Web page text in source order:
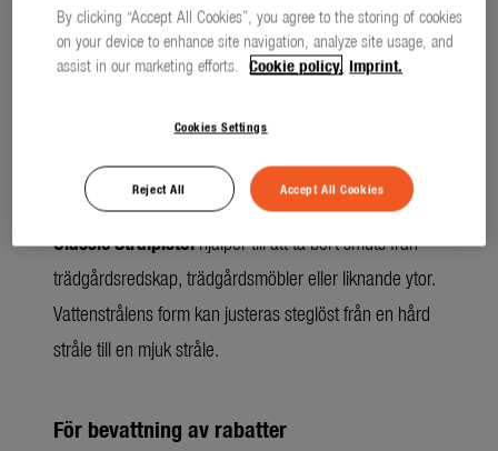
produkter som erbjuder praktisk hjälp i det dagliga
arbetet. Oavsett om det gäller bevattning eller
flesta uppgifterna i trädgården.
För enkel och snabb rengöring
Classic Strålpistolhjälper till att ta bort smuts från
trädgårdsredskap, trädgårdsmöbler eller liknande ytor.
Vattenstrålens form kan justeras steglöst från en hård
stråle till en mjuk stråle.
För bevattning av rabatter
By clicking “Accept All Cookies”, you agree to the storing of cookies
on your device to enhance site navigation, analyze site usage, and
assist in our marketing efforts. Cookie policy. Imprint.
Cookies Settings
Reject All Accept All Cookies